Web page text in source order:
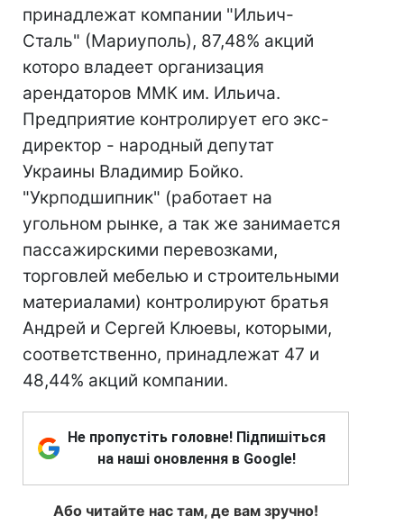
принадлежат компании "Ильич-
Сталь" (Мариуполь), 87,48% акций
которо владеет организация
арендаторов ММК им. Ильича.
Предприятие контролирует его экс-
директор - народный депутат
Украины Владимир Бойко.
"Укрподшипник" (работает на
угольном рынке, а так же занимается
пассажирскими перевозками,
торговлей мебелью и строительными
материалами) контролируют братья
Андрей и Сергей Клюевы, которыми,
соответственно, принадлежат 47 и
48,44% акций компании.
Не пропустіть головне! Підпишіться
на наші оновлення в Google!
Або читайте нас там, де вам зручно!